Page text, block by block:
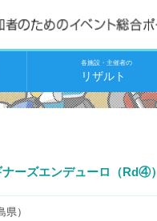
各施設・主催者の
リザルト
ーズエンデューロ（Rd④）
）